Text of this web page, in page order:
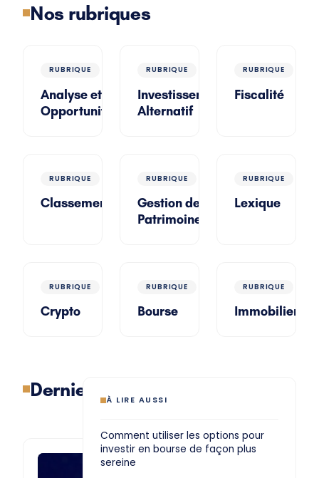
Nos rubriques
RUBRIQUE
Analyse et
Opportunité
RUBRIQUE
Investissement
Alternatif
RUBRIQUE
Fiscalité
RUBRIQUE
Classement
RUBRIQUE
Gestion de
Patrimoine
RUBRIQUE
Lexique
RUBRIQUE
Crypto
RUBRIQUE
Bourse
RUBRIQUE
Immobilier
Derniers articles
À LIRE AUSSI
Comment utiliser les options pour
investir en bourse de façon plus
sereine